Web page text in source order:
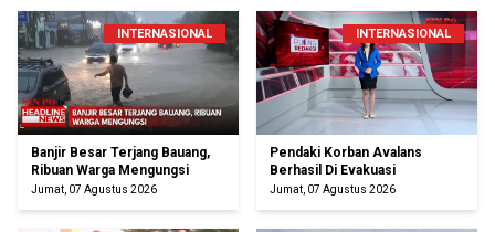
INTERNASIONAL
Banjir Besar Terjang Bauang,
Ribuan Warga Mengungsi
Jumat, 07 Agustus 2026
INTERNASIONAL
Pendaki Korban Avalans
Berhasil Di Evakuasi
Jumat, 07 Agustus 2026